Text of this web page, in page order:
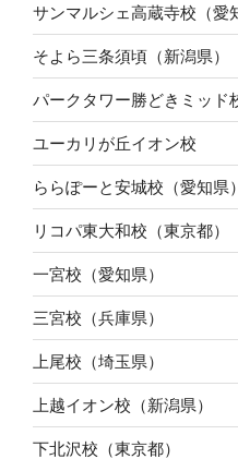
サンマルシェ高蔵寺校（愛
そよら三条須頃（新潟県）
パークタワー勝どきミッド
ユーカリが丘イオン校
ららぽーと安城校（愛知県）
リコパ東大和校（東京都）
一宮校（愛知県）
三宮校（兵庫県）
上尾校（埼玉県）
上越イオン校（新潟県）
下北沢校（東京都）